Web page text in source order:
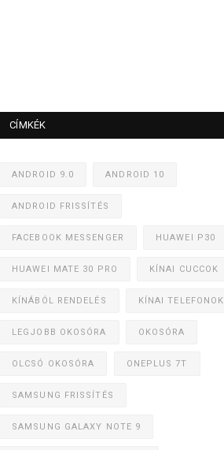
CÍMKÉK
ANDROID 9.0 ANDROID 10
ANDROID FRISSÍTÉS
FACEBOOK MESSENGER HUAWEI P30
HUAWEI MATE 30 PRO KÍNAI CUCCOK
KÍNÁBÓL RENDELÉS KÍNAI TELEFONOK
LEGJOBB OKOSÓRA OKOSÓRA
OLCSÓ OKOSÓRA ONEPLUS 7T
SAMSUNG FRISSÍTÉS
SAMSUNG GALAXY NOTE 9